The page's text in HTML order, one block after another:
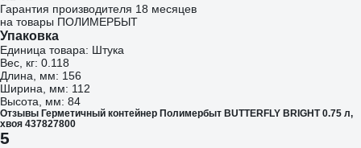
Гарантия производителя 18 месяцев
на товары ПОЛИМЕРБЫТ
Упаковка
Единица товара: Штука
Вес, кг: 0.118
Длина, мм: 156
Ширина, мм: 112
Высота, мм: 84
Отзывы Герметичный контейнер Полимербыт BUTTERFLY BRIGHT 0.75 л,
хвоя 437827800
5